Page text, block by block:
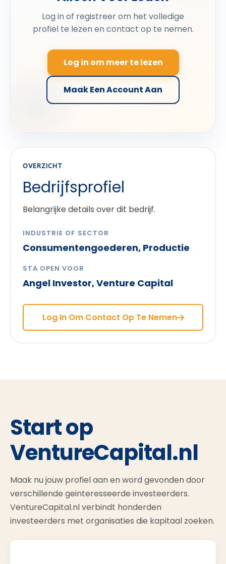
Log in of registreer om het volledige
profiel te lezen en contact op te nemen.
Log in om meer te lezen
Maak Een Account Aan
OVERZICHT
Bedrijfsprofiel
Belangrijke details over dit bedrijf.
INDUSTRIE OF SECTOR
Consumentengoederen, Productie
STA OPEN VOOR
Angel Investor, Venture Capital
Log In Om Contact Op Te Nemen
Start op
VentureCapital.nl
Maak nu jouw profiel aan en word gevonden door
verschillende geinteresseerde investeerders.
VentureCapital.nl verbindt honderden
investeerders met organisaties die kapitaal zoeken.